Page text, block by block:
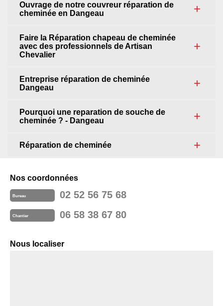
Ouvrage de notre couvreur réparation de
cheminée en Dangeau
Faire la Réparation chapeau de cheminée
avec des professionnels de Artisan
Chevalier
Entreprise réparation de cheminée
Dangeau
Pourquoi une reparation de souche de
cheminée ? - Dangeau
Réparation de cheminée
Nos coordonnées
Bureau 02 52 56 75 68
Chantier 06 58 38 67 80
Nous localiser